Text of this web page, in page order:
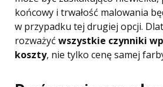
końcowy i trwałość malowania
w przypadku tej drugiej opcji.
rozważyć wszystkie czynniki
koszty, nie tylko cenę samej